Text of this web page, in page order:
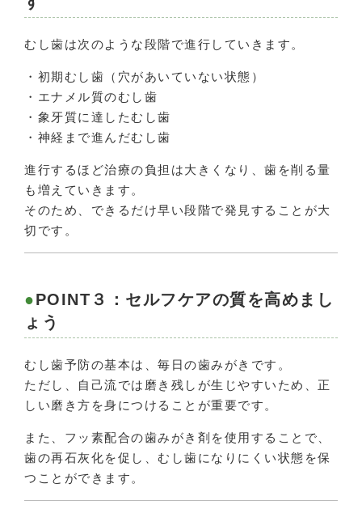
むし歯は次のような段階で進行していきます。
・初期むし歯（穴があいていない状態）
・エナメル質のむし歯
・象牙質に達したむし歯
・神経まで進んだむし歯
進行するほど治療の負担は大きくなり、歯を削る量
も増えていきます。
そのため、できるだけ早い段階で発見することが大
切です。
POINT３：セルフケアの質を高めまし
ょう
むし歯予防の基本は、毎日の歯みがきです。
ただし、自己流では磨き残しが生じやすいため、正
しい磨き方を身につけることが重要です。
また、フッ素配合の歯みがき剤を使用することで、
歯の再石灰化を促し、むし歯になりにくい状態を保
つことができます。